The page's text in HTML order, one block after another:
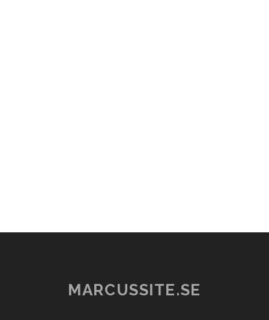
MARCUSSITE.SE